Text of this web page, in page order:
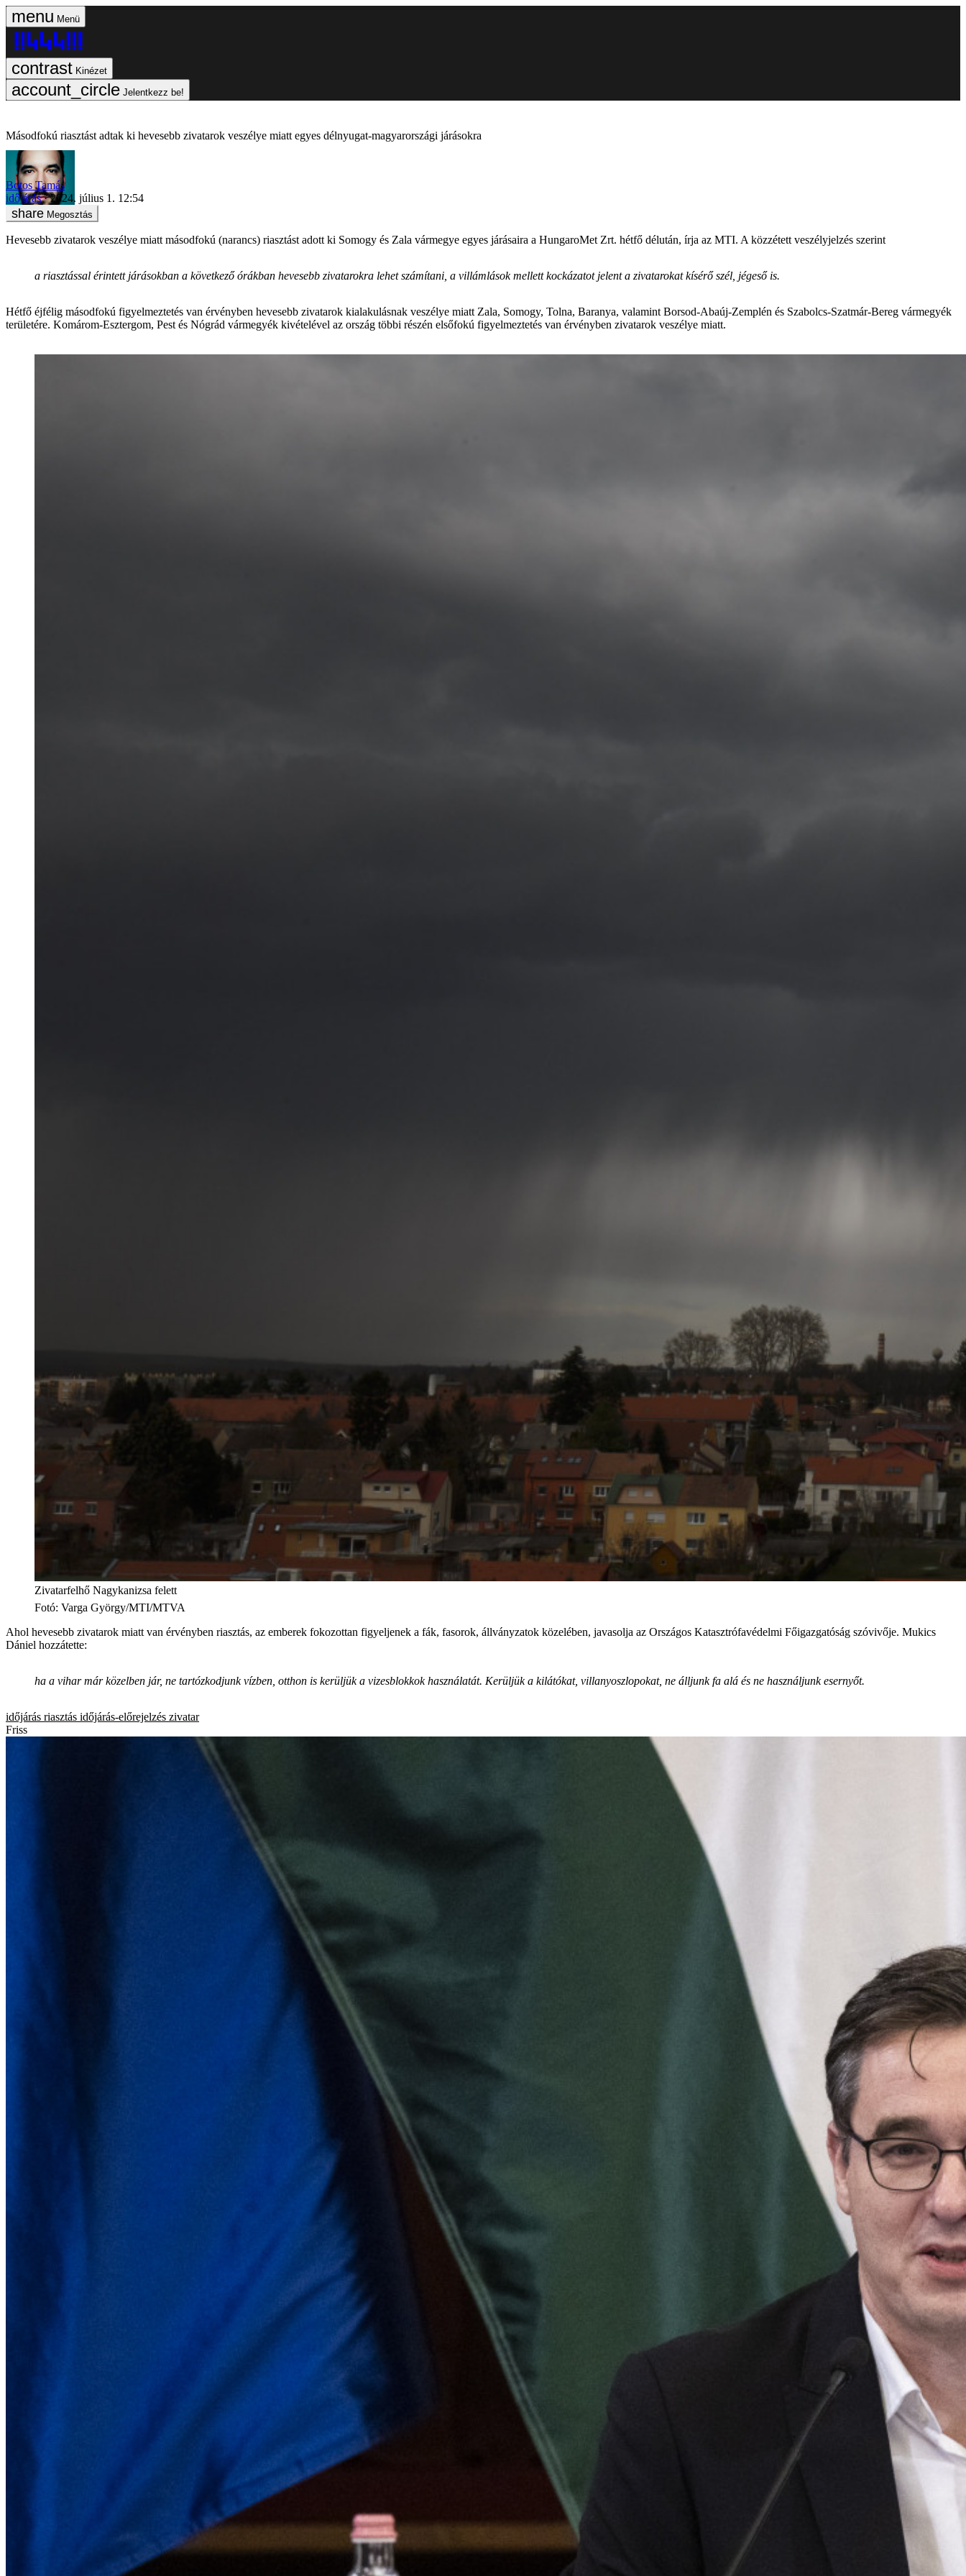
Menü
Kinézet
Jelentkezz be!
Másodfokú riasztást adtak ki hevesebb zivatarok veszélye miatt egyes délnyugat-magyarországi járásokra
Botos Tamás
időjárás
2024. július 1. 12:54
Megosztás
Hevesebb zivatarok veszélye miatt másodfokú (narancs) riasztást adott ki Somogy és Zala vármegye egyes járásaira a HungaroMet Zrt. hétfő délután, írja az MTI. A közzétett veszélyjelzés szerint
a riasztással érintett járásokban a következő órákban hevesebb zivatarokra lehet számítani, a villámlások mellett kockázatot jelent a zivatarokat kísérő szél, jégeső is.
Hétfő éjfélig másodfokú figyelmeztetés van érvényben hevesebb zivatarok kialakulásnak veszélye miatt Zala, Somogy, Tolna, Baranya, valamint Borsod-Abaúj-Zemplén és Szabolcs-Szatmár-Bereg vármegyék
területére. Komárom-Esztergom, Pest és Nógrád vármegyék kivételével az ország többi részén elsőfokú figyelmeztetés van érvényben zivatarok veszélye miatt.
Zivatarfelhő Nagykanizsa felett
Fotó: Varga György/MTI/MTVA
Ahol hevesebb zivatarok miatt van érvényben riasztás, az emberek fokozottan figyeljenek a fák, fasorok, állványzatok közelében, javasolja az Országos Katasztrófavédelmi Főigazgatóság szóvivője. Mukics
Dániel hozzátette:
ha a vihar már közelben jár, ne tartózkodjunk vízben, otthon is kerüljük a vizesblokkok használatát. Kerüljük a kilátókat, villanyoszlopokat, ne álljunk fa alá és ne használjunk esernyőt.
időjárás riasztás időjárás-előrejelzés zivatar
Friss